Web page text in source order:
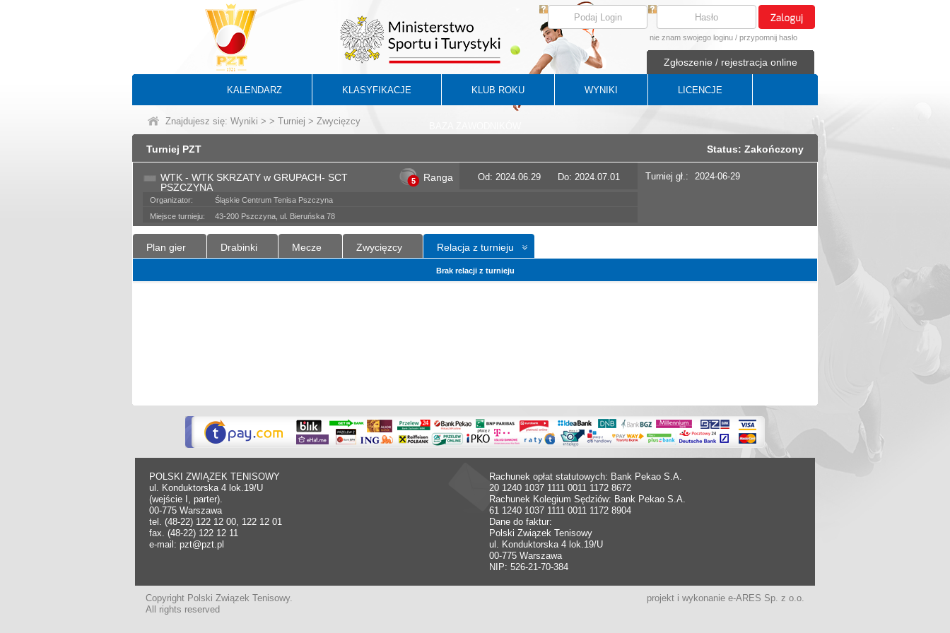
nie znam swojego loginu / przypomnij hasło
Zgłoszenie / rejestracja online
KALENDARZ KLASYFIKACJE KLUB ROKU WYNIKI LICENCJE
Znajdujesz się: Wyniki > > Turniej > Zwycięzcy
Turniej PZT Status: Zakończony
WTK - WTK SKRZATY w GRUPACH- SCT
PSZCZYNA
5 Ranga Od: 2024.06.29 Do: 2024.07.01
Organizator:
Śląskie Centrum Tenisa Pszczyna
Miejsce turnieju:
43-200 Pszczyna, ul. Bieruńska 78
Turniej gł.: 2024-06-29
Plan gier Drabinki Mecze Zwycięzcy Relacja z turnieju
Brak relacji z turnieju
POLSKI ZWIĄZEK TENISOWY
ul. Konduktorska 4 lok.19/U
(wejście I, parter).
00-775 Warszawa
tel. (48-22) 122 12 00, 122 12 01
fax. (48-22) 122 12 11
e-mail: pzt@pzt.pl
Rachunek opłat statutowych: Bank Pekao S.A.
20 1240 1037 1111 0011 1172 8672
Rachunek Kolegium Sędziów: Bank Pekao S.A.
61 1240 1037 1111 0011 1172 8904
Dane do faktur:
Polski Związek Tenisowy
ul. Konduktorska 4 lok.19/U
00-775 Warszawa
NIP: 526-21-70-384
Copyright Polski Związek Tenisowy.
All rights reserved
projekt i wykonanie e-ARES Sp. z o.o.